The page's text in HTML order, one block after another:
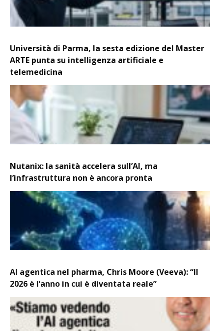
Università di Parma, la sesta edizione del Master
ARTE punta su intelligenza artificiale e
telemedicina
Nutanix: la sanità accelera sull’AI, ma
l’infrastruttura non è ancora pronta
AI agentica nel pharma, Chris Moore (Veeva): “Il
2026 è l’anno in cui è diventata reale”